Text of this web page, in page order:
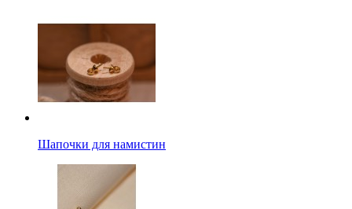
Шапочки для намистин